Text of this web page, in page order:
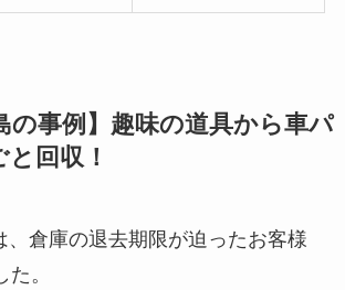
の事例】趣味の道具から車パ
回収！
、倉庫の退去期限が迫ったお客様
。